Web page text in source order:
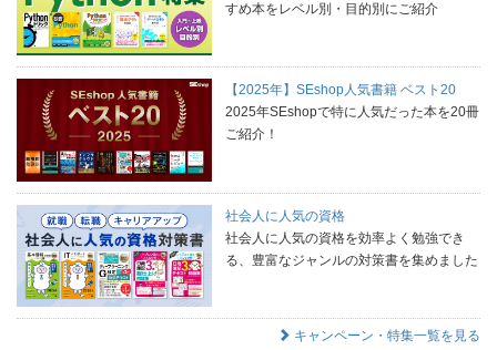
すめ本をレベル別・目的別にご紹介
【2025年】SEshop人気書籍 ベスト20
2025年SEshopで特に人気だった本を20冊
ご紹介！
社会人に人気の資格
社会人に人気の資格を効率よく勉強でき
る、豊富なジャンルの対策書を集めました
キャンペーン・特集一覧を見る